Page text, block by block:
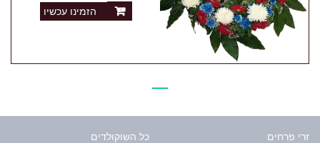
הזמינו עכשיו
זרי פרחים
כל השוקולדים